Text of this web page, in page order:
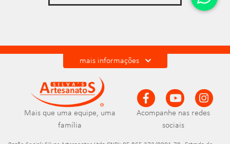
mais informações
Mais que uma equipe, uma
família
Acompanhe nas redes
sociais